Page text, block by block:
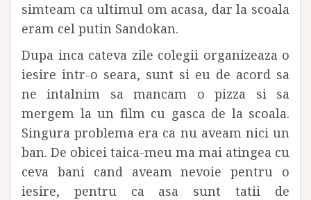
simteam ca ultimul om acasa, dar la scoala
eram cel putin Sandokan.
Dupa inca cateva zile colegii organizeaza o
iesire intr-o seara, sunt si eu de acord sa
ne intalnim sa mancam o pizza si sa
mergem la un film cu gasca de la scoala.
Singura problema era ca nu aveam nici un
ban. De obicei taica-meu ma mai atingea cu
ceva bani cand aveam nevoie pentru o
iesire, pentru ca asa sunt tatii de